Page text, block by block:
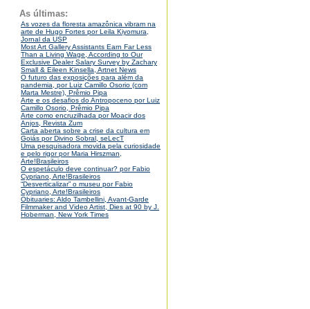
As últimas:
As vozes da floresta amazônica vibram na
arte de Hugo Fortes por Leila Kiyomura,
Jornal da USP
Most Art Gallery Assistants Earn Far Less
Than a Living Wage, According to Our
Exclusive Dealer Salary Survey by Zachary
Small & Eileen Kinsella, Artnet News
O futuro das exposições para além da
pandemia, por Luiz Camillo Osorio (com
Marta Mestre), Prêmio Pipa
Arte e os desafios do Antropoceno por Luiz
Camillo Osorio, Prêmio Pipa
Arte como encruzilhada por Moacir dos
Anjos, Revista Zum
Carta aberta sobre a crise da cultura em
Goiás por Divino Sobral, seLecT
Uma pesquisadora movida pela curiosidade
e pelo rigor por Maria Hirszman,
Arte!Brasileiros
O espetáculo deve continuar? por Fabio
Cypriano, Arte!Brasileiros
“Desverticalizar” o museu por Fabio
Cypriano, Arte!Brasileiros
Obituaries: Aldo Tambellini, Avant-Garde
Filmmaker and Video Artist, Dies at 90 by J.
Hoberman, New York Times